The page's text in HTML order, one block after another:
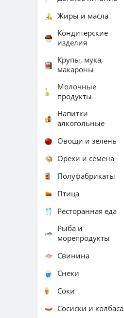
Жиры и масла
Кондитерские
изделия
Крупы, мука,
макароны
Молочные
продукты
Напитки
алкогольные
Овощи и зелень
Орехи и семена
Полуфабрикаты
Птица
Ресторанная еда
Рыба и
морепродукты
Свинина
Снеки
Соки
Сосиски и колбаса